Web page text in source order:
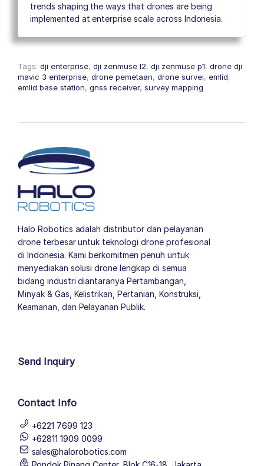
trends shaping the ways that drones are being
implemented at enterprise scale across Indonesia.
Tags: dji enterprise, dji zenmuse l2, dji zenmuse p1, drone dji
mavic 3 enterprise, drone pemetaan, drone survei, emlid,
emlid base station, gnss receiver, survey mapping
Halo Robotics adalah distributor dan pelayanan
drone terbesar untuk teknologi drone profesional
di Indonesia. Kami berkomitmen penuh untuk
menyediakan solusi drone lengkap di semua
bidang industri diantaranya Pertambangan,
Minyak & Gas, Kelistrikan, Pertanian, Konstruksi,
Keamanan, dan Pelayanan Publik.
Send Inquiry
Contact Info
+6221 7699 123
+62811 1909 0099
sales@halorobotics.com